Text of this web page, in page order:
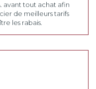
avant tout achat afin
de meilleurs tarifs
les rabais.